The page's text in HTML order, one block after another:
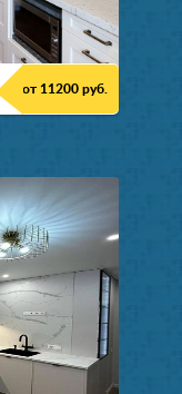
от 11200 руб.